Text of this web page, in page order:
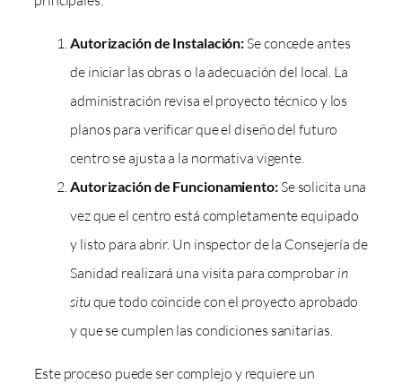
Autorización de Instalación:Se concede antes
de iniciar las obras o la adecuación del local. La
administración revisa el proyecto técnico y los
planos para verificar que el diseño del futuro
centro se ajusta a la normativa vigente.
Autorización de Funcionamiento:Se solicita una
vez que el centro está completamente equipado
y listo para abrir. Un inspector de la Consejería de
Sanidad realizará una visita para comprobar in
situque todo coincide con el proyecto aprobado
y que se cumplen las condiciones sanitarias.
Este proceso puede ser complejo y requiere un